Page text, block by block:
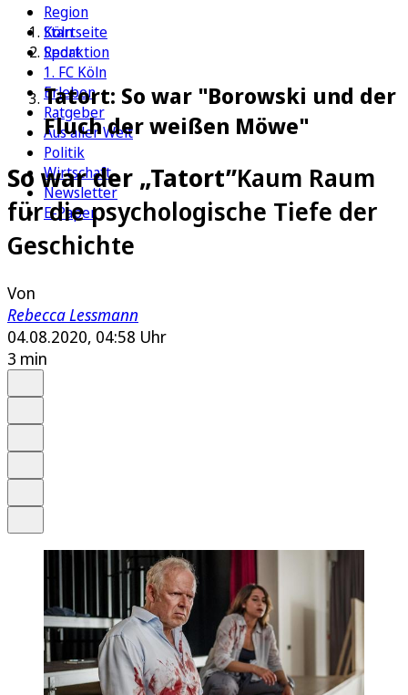
Region
Köln
Sport
1. FC Köln
Erleben
Ratgeber
Aus aller Welt
Politik
Wirtschaft
Newsletter
E-Paper
Startseite
Redaktion
Tatort: So war "Borowski und der
Fluch der weißen Möwe"
So war der „Tatort”Kaum Raum
für die psychologische Tiefe der
Geschichte
Von
Rebecca Lessmann
04.08.2020, 04:58 Uhr
3 min